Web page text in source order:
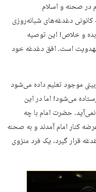
در صحنه و اسلام
دغدغه‌های شبانه‌روزی
و خلاص! این توصیه
مهدویت است. افق دغدغه خود
موجود تعلیم داده می‌شود
می‌شود! اما در این
نمی‌آید. حضرت امام با چه
کنار امام آمدند و به صحنه
قرار گیرد، یک فرد منزوی